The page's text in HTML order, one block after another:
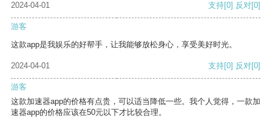
2024-04-01
支持[0] 反对[0]
游客
这款app是我娱乐的好帮手，让我能够放松身心，享受美好时光。
2024-04-01 支持[0] 反对[0]
游客
这款加速器app的价格有点贵，可以适当降低一些。我个人觉得，一款加
速器app的价格应该在50元以下才比较合理。